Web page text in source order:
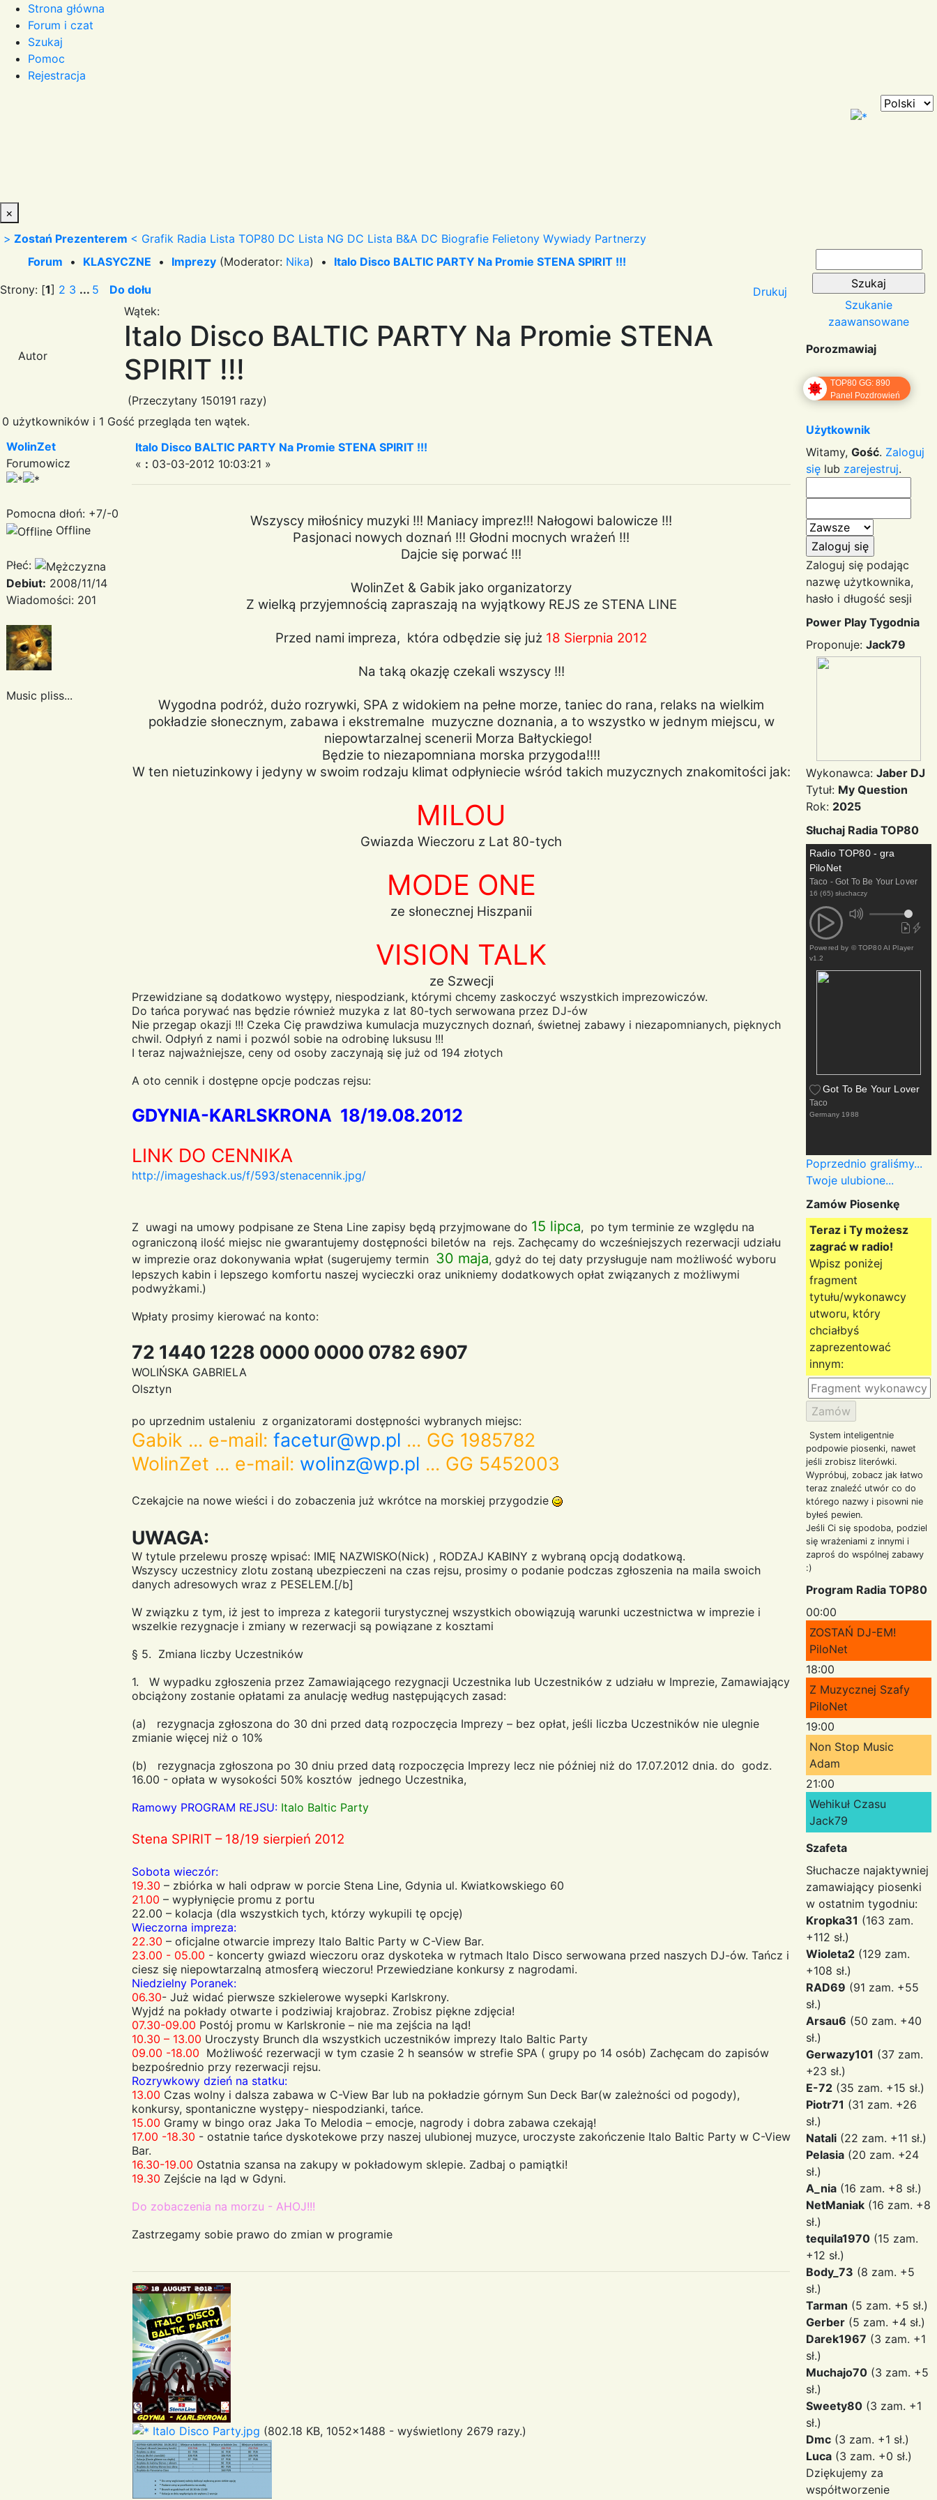
Strona główna
Forum i czat
Szukaj
Pomoc
Rejestracja
×
> Zostań Prezenterem < Grafik Radia Lista TOP80 DC Lista NG DC Lista B&A DC Biografie Felietony Wywiady Partnerzy
Forum • KLASYCZNE • Imprezy (Moderator: Nika) • Italo Disco BALTIC PARTY Na Promie STENA SPIRIT !!!
Strony: [1] 2 3 ... 5 Do dołu Drukuj
Autor
Wątek:
Italo Disco BALTIC PARTY Na Promie STENA
SPIRIT !!!
(Przeczytany 150191 razy)
0 użytkowników i 1 Gość przegląda ten wątek.
WolinZet
Forumowicz
Pomocna dłoń: +7/-0
Offline
Płeć:
Debiut: 2008/11/14
Wiadomości: 201
Music pliss...
Italo Disco BALTIC PARTY Na Promie STENA SPIRIT !!!
« : 03-03-2012 10:03:21 »
Wszyscy miłośnicy muzyki !!! Maniacy imprez!!! Nałogowi balowicze !!!
Pasjonaci nowych doznań !!! Głodni mocnych wrażeń !!!
Dajcie się porwać !!!
WolinZet & Gabik jako organizatorzy
Z wielką przyjemnością zapraszają na wyjątkowy REJS ze STENA LINE
Przed nami impreza, która odbędzie się już 18 Sierpnia 2012
Na taką okazję czekali wszyscy !!!
Wygodna podróż, dużo rozrywki, SPA z widokiem na pełne morze, taniec do rana, relaks na wielkim
pokładzie słonecznym, zabawa i ekstremalne muzyczne doznania, a to wszystko w jednym miejscu, w
niepowtarzalnej scenerii Morza Bałtyckiego!
Będzie to niezapomniana morska przygoda!!!!
W ten nietuzinkowy i jedyny w swoim rodzaju klimat odpłyniecie wśród takich muzycznych znakomitości jak:
MILOU
Gwiazda Wieczoru z Lat 80-tych
MODE ONE
ze słonecznej Hiszpanii
VISION TALK
ze Szwecji
Przewidziane są dodatkowo występy, niespodziank, którymi chcemy zaskoczyć wszystkich imprezowiczów.
Do tańca porywać nas będzie również muzyka z lat 80-tych serwowana przez DJ-ów
Nie przegap okazji !!! Czeka Cię prawdziwa kumulacja muzycznych doznań, świetnej zabawy i niezapomnianych, pięknych
chwil. Odpłyń z nami i pozwól sobie na odrobinę luksusu !!!
I teraz najważniejsze, ceny od osoby zaczynają się już od 194 złotych
A oto cennik i dostępne opcje podczas rejsu:
GDYNIA-KARLSKRONA 18/19.08.2012
LINK DO CENNIKA
http://imageshack.us/f/593/stenacennik.jpg/
Z uwagi na umowy podpisane ze Stena Line zapisy będą przyjmowane do 15 lipca, po tym terminie ze względu na
ograniczoną ilość miejsc nie gwarantujemy dostępności biletów na rejs. Zachęcamy do wcześniejszych rezerwacji udziału
w imprezie oraz dokonywania wpłat (sugerujemy termin 30 maja, gdyż do tej daty przysługuje nam możliwość wyboru
lepszych kabin i lepszego komfortu naszej wycieczki oraz unikniemy dodatkowych opłat związanych z możliwymi
podwyżkami.)
Wpłaty prosimy kierować na konto:
72 1440 1228 0000 0000 0782 6907
WOLIŃSKA GABRIELA
Olsztyn
po uprzednim ustaleniu z organizatorami dostępności wybranych miejsc:
Gabik ... e-mail: facetur@wp.pl ... GG 1985782
WolinZet ... e-mail: wolinz@wp.pl ... GG 5452003
Czekajcie na nowe wieści i do zobaczenia już wkrótce na morskiej przygodzie
UWAGA:
W tytule przelewu proszę wpisać: IMIĘ NAZWISKO(Nick) , RODZAJ KABINY z wybraną opcją dodatkową.
Wszyscy uczestnicy zlotu zostaną ubezpieczeni na czas rejsu, prosimy o podanie podczas zgłoszenia na maila swoich
danych adresowych wraz z PESELEM.[/b]
W związku z tym, iż jest to impreza z kategorii turystycznej wszystkich obowiązują warunki uczestnictwa w imprezie i
wszelkie rezygnacje i zmiany w rezerwacji są powiązane z kosztami
§ 5. Zmiana liczby Uczestników
1. W wypadku zgłoszenia przez Zamawiającego rezygnacji Uczestnika lub Uczestników z udziału w Imprezie, Zamawiający
obciążony zostanie opłatami za anulację według następujących zasad:
(a) rezygnacja zgłoszona do 30 dni przed datą rozpoczęcia Imprezy – bez opłat, jeśli liczba Uczestników nie ulegnie
zmianie więcej niż o 10%
(b) rezygnacja zgłoszona po 30 dniu przed datą rozpoczęcia Imprezy lecz nie później niż do 17.07.2012 dnia. do godz.
16.00 - opłata w wysokości 50% kosztów jednego Uczestnika,
Ramowy PROGRAM REJSU: Italo Baltic Party
Stena SPIRIT – 18/19 sierpień 2012
Sobota wieczór:
19.30 – zbiórka w hali odpraw w porcie Stena Line, Gdynia ul. Kwiatkowskiego 60
21.00 – wypłynięcie promu z portu
22.00 – kolacja (dla wszystkich tych, którzy wykupili tę opcję)
Wieczorna impreza:
22.30 – oficjalne otwarcie imprezy Italo Baltic Party w C-View Bar.
23.00 - 05.00 - koncerty gwiazd wieczoru oraz dyskoteka w rytmach Italo Disco serwowana przed naszych DJ-ów. Tańcz i
ciesz się niepowtarzalną atmosferą wieczoru! Przewiedziane konkursy z nagrodami.
Niedzielny Poranek:
06.30- Już widać pierwsze szkielerowe wysepki Karlskrony.
Wyjdź na pokłady otwarte i podziwiaj krajobraz. Zrobisz piękne zdjęcia!
07.30-09.00 Postój promu w Karlskronie – nie ma zejścia na ląd!
10.30 – 13.00 Uroczysty Brunch dla wszystkich uczestników imprezy Italo Baltic Party
09.00 -18.00 Możliwość rezerwacji w tym czasie 2 h seansów w strefie SPA ( grupy po 14 osób) Zachęcam do zapisów
bezpośrednio przy rezerwacji rejsu.
Rozrywkowy dzień na statku:
13.00 Czas wolny i dalsza zabawa w C-View Bar lub na pokładzie górnym Sun Deck Bar(w zależności od pogody),
konkursy, spontaniczne występy- niespodzianki, tańce.
15.00 Gramy w bingo oraz Jaka To Melodia – emocje, nagrody i dobra zabawa czekają!
17.00 -18.30 - ostatnie tańce dyskotekowe przy naszej ulubionej muzyce, uroczyste zakończenie Italo Baltic Party w C-View
Bar.
16.30-19.00 Ostatnia szansa na zakupy w pokładowym sklepie. Zadbaj o pamiątki!
19.30 Zejście na ląd w Gdyni.
Do zobaczenia na morzu - AHOJ!!!
Zastrzegamy sobie prawo do zmian w programie
Italo Disco Party.jpg (802.18 KB, 1052x1488 - wyświetlony 2679 razy.)
Szukanie
zaawansowane
Porozmawiaj
TOP80 GG: 890
Panel Pozdrowień
Użytkownik
Witamy, Gość. Zaloguj
się lub zarejestruj.
Zaloguj się podając
nazwę użytkownika,
hasło i długość sesji
Power Play Tygodnia
Proponuje: Jack79
Wykonawca: Jaber DJ
Tytuł: My Question
Rok: 2025
Słuchaj Radia TOP80
Radio TOP80 - gra
PiloNet
Taco - Got To Be Your Lover
16 (65) słuchaczy
Powered by © TOP80 AI Player
v1.2
Got To Be Your Lover
Taco
Germany 1988
Poprzednio graliśmy...
Twoje ulubione...
Zamów Piosenkę
Teraz i Ty możesz
zagrać w radio!
Wpisz poniżej
fragment
tytułu/wykonawcy
utworu, który
chciałbyś
zaprezentować
innym:
System inteligentnie
podpowie piosenki, nawet
jeśli zrobisz literówki.
Wypróbuj, zobacz jak łatwo
teraz znaleźć utwór co do
którego nazwy i pisowni nie
byłeś pewien.
Jeśli Ci się spodoba, podziel
się wrażeniami z innymi i
zaproś do wspólnej zabawy
:)
Program Radia TOP80
00:00
ZOSTAŃ DJ-EM!
PiloNet
18:00
Z Muzycznej Szafy
PiloNet
19:00
Non Stop Music
Adam
21:00
Wehikuł Czasu
Jack79
Szafeta
Słuchacze najaktywniej
zamawiający piosenki
w ostatnim tygodniu:
Kropka31 (163 zam.
+112 sł.)
Wioleta2 (129 zam.
+108 sł.)
RAD69 (91 zam. +55
sł.)
Arsau6 (50 zam. +40
sł.)
Gerwazy101 (37 zam.
+23 sł.)
E-72 (35 zam. +15 sł.)
Piotr71 (31 zam. +26
sł.)
Natali (22 zam. +11 sł.)
Pelasia (20 zam. +24
sł.)
A_nia (16 zam. +8 sł.)
NetManiak (16 zam. +8
sł.)
tequila1970 (15 zam.
+12 sł.)
Body_73 (8 zam. +5
sł.)
Tarman (5 zam. +5 sł.)
Gerber (5 zam. +4 sł.)
Darek1967 (3 zam. +1
sł.)
Muchajo70 (3 zam. +5
sł.)
Sweety80 (3 zam. +1
sł.)
Dmc (3 zam. +1 sł.)
Luca (3 zam. +0 sł.)
Dziękujemy za
współtworzenie